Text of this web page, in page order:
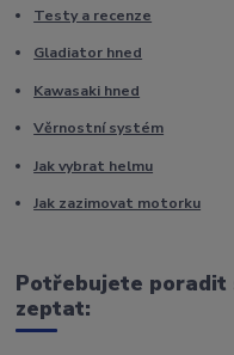
Testy a recenze
Gladiator hned
Kawasaki hned
Věrnostní systém
Jak vybrat helmu
Jak zazimovat motorku
Potřebujete poradit
zeptat: